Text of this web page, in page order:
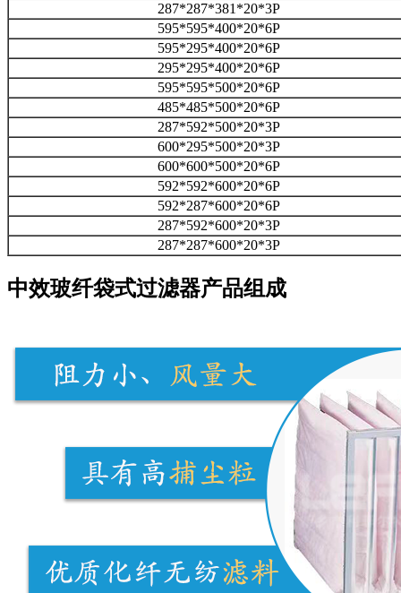
287*287*381*20*3P
595*595*400*20*6P
595*295*400*20*6P
295*295*400*20*6P
595*595*500*20*6P
485*485*500*20*6P
287*592*500*20*3P
600*295*500*20*3P
600*600*500*20*6P
592*592*600*20*6P
592*287*600*20*6P
287*592*600*20*3P
287*287*600*20*3P
中效玻纤袋式过滤器产品组成